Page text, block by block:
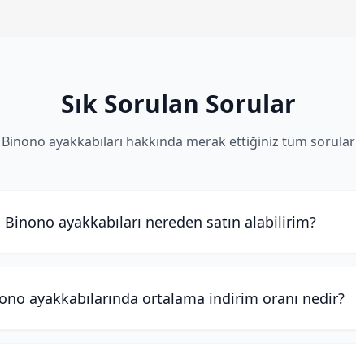
Sık Sorulan Sorular
Binono ayakkabıları hakkında merak ettiğiniz tüm sorular
Binono ayakkabıları nereden satın alabilirim?
ayakkabılarında ortalama indirim oranı nedir?